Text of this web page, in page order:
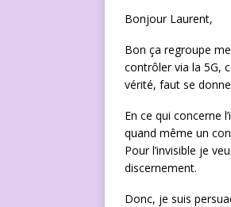
Bonjour Laurent,
Bon ça regroupe
contrôler via la 5G,
vérité, faut se
En ce qui concerne
quand même un
Pour l’invisible je
discernement.
Donc, je suis